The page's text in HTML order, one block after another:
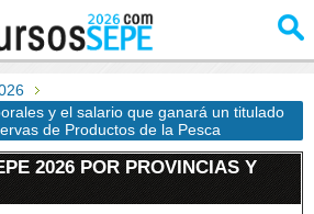
y el salario que ganará un titulado
de Productos de la Pesca
2026 POR PROVINCIAS Y